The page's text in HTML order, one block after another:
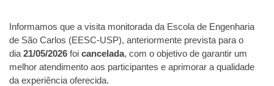
Informamos que a visita monitorada da Escola de Engenharia
de São Carlos (EESC-USP), anteriormente prevista para o
dia 21/05/2026 foi cancelada, com o objetivo de garantir um
melhor atendimento aos participantes e aprimorar a qualidade
da experiência oferecida.